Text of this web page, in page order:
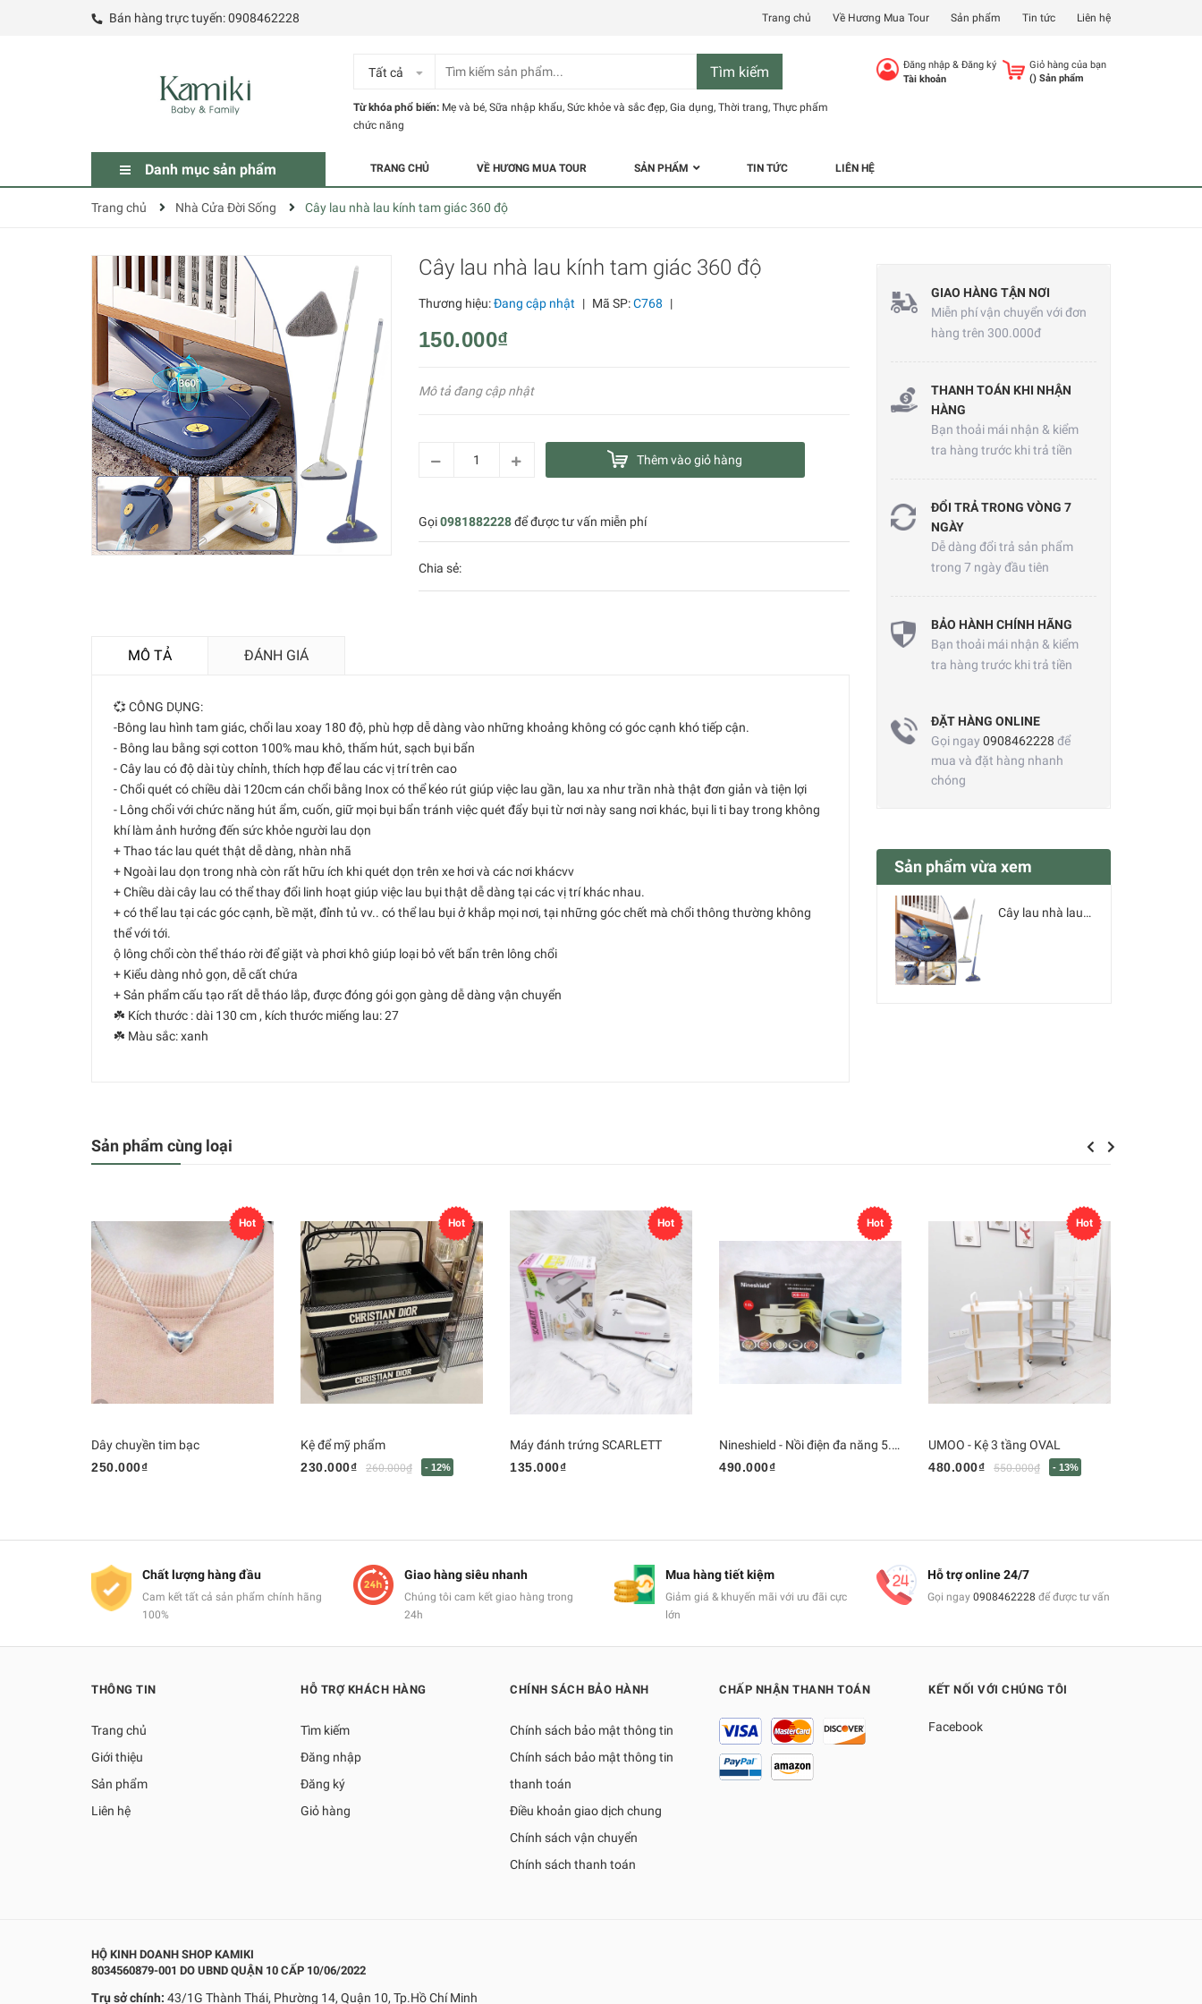
Bán hàng trực tuyến:0908462228 Trang chủ Về Hương Mua Tour Sản phẩm Tin tức Liên hệ
Tất cả Tìm kiếm
Từ khóa phổ biến: Mẹ và bé, Sữa nhập khẩu, Sức khỏe và sắc đẹp, Gia dụng, Thời trang, Thực phẩm
chức năng
Đăng nhập& Đăng ký
Tài khoản
Giỏ hàng của bạn
() Sản phẩm
Danh mục sản phẩm TRANG CHỦ VỀ HƯƠNG MUA TOUR SẢN PHẨM TIN TỨC LIÊN HỆ
Trang chủ Nhà Cửa Đời Sống Cây lau nhà lau kính tam giác 360 độ
Cây lau nhà lau kính tam giác 360 độ
Thương hiệu:Đang cập nhật | Mã SP:C768 |
150.000₫
Mô tả đang cập nhật
Thêm vào giỏ hàng
Gọi0981882228để được tư vấn miễn phí
Chia sẻ:
MÔ TẢ ĐÁNH GIÁ
💞 CÔNG DỤNG:
-Bông lau hình tam giác, chổi lau xoay 180 độ, phù hợp dễ dàng vào những khoảng không có góc cạnh khó tiếp cận.
- Bông lau bằng sợi cotton 100% mau khô, thấm hút, sạch bụi bẩn
- Cây lau có độ dài tùy chỉnh, thích hợp để lau các vị trí trên cao
- Chổi quét có chiều dài 120cm cán chổi bằng Inox có thể kéo rút giúp việc lau gần, lau xa như trần nhà thật đơn giản và tiện lợi
- Lông chổi với chức năng hút ẩm, cuốn, giữ mọi bụi bẩn tránh việc quét đẩy bụi từ nơi này sang nơi khác, bụi li ti bay trong không
khí làm ảnh hưởng đến sức khỏe người lau dọn
+ Thao tác lau quét thật dễ dàng, nhàn nhã
+ Ngoài lau dọn trong nhà còn rất hữu ích khi quét dọn trên xe hơi và các nơi khácvv
+ Chiều dài cây lau có thể thay đổi linh hoạt giúp việc lau bụi thật dễ dàng tại các vị trí khác nhau.
+ có thể lau tại các góc cạnh, bề mặt, đỉnh tủ vv.. có thể lau bụi ở khắp mọi nơi, tại những góc chết mà chổi thông thường không
thể với tới.
ộ lông chổi còn thể tháo rời để giặt và phơi khô giúp loại bỏ vết bẩn trên lông chổi
+ Kiểu dàng nhỏ gọn, dễ cất chứa
+ Sản phẩm cấu tạo rất dễ tháo lắp, được đóng gói gọn gàng dễ dàng vận chuyển
☘️ Kích thước : dài 130 cm , kích thước miếng lau: 27
☘️ Màu sắc: xanh
GIAO HÀNG TẬN NƠI
Miễn phí vận chuyển với đơn
hàng trên 300.000đ
THANH TOÁN KHI NHẬN
HÀNG
Bạn thoải mái nhận & kiểm
tra hàng trước khi trả tiền
ĐỔI TRẢ TRONG VÒNG 7
NGÀY
Dễ dàng đổi trả sản phẩm
trong 7 ngày đầu tiên
BẢO HÀNH CHÍNH HÃNG
Bạn thoải mái nhận & kiểm
tra hàng trước khi trả tiền
ĐẶT HÀNG ONLINE
Gọi ngay 0908462228 để
mua và đặt hàng nhanh
chóng
Sản phẩm vừa xem
Cây lau nhà lau kính tam giác 360 độ
Sản phẩm cùng loại Previous
Hot
Dây chuyền tim bạc
250.000₫
Hot
Kệ để mỹ phẩm
230.000₫
260.000₫ - 12%
Hot
Máy đánh trứng SCARLETT
135.000₫
Hot
Nineshield - Nồi điện đa năng 5.0L màu xanh - KB525
490.000₫
Hot
UMOO - Kệ 3 tầng OVAL
480.000₫
550.000₫ - 13%
Next
Chất lượng hàng đầu
Cam kết tất cả sản phẩm chính hãng
100%
Giao hàng siêu nhanh
Chúng tôi cam kết giao hàng trong
24h
Mua hàng tiết kiệm
Giảm giá & khuyến mãi với ưu đãi cực
lớn
Hỗ trợ online 24/7
Gọi ngay 0908462228 để được tư vấn
THÔNG TIN
Trang chủ
Giới thiệu
Sản phẩm
Liên hệ
HỖ TRỢ KHÁCH HÀNG
Tìm kiếm
Đăng nhập
Đăng ký
Giỏ hàng
CHÍNH SÁCH BẢO HÀNH
Chính sách bảo mật thông tin
Chính sách bảo mật thông tin
thanh toán
Điều khoản giao dịch chung
Chính sách vận chuyển
Chính sách thanh toán
CHẤP NHẬN THANH TOÁN KẾT NỐI VỚI CHÚNG TÔI
Facebook
HỘ KINH DOANH SHOP KAMIKI
8034560879-001 DO UBND QUẬN 10 CẤP 10/06/2022
Trụ sở chính: 43/1G Thành Thái, Phường 14, Quận 10, Tp.Hồ Chí Minh